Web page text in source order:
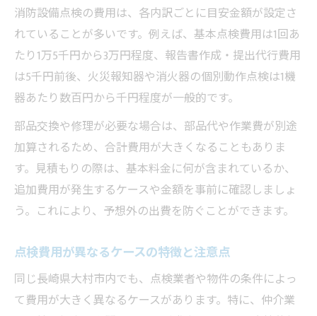
消防設備点検の費用は、各内訳ごとに目安金額が設定さ
れていることが多いです。例えば、基本点検費用は1回あ
たり1万5千円から3万円程度、報告書作成・提出代行費用
は5千円前後、火災報知器や消火器の個別動作点検は1機
器あたり数百円から千円程度が一般的です。
部品交換や修理が必要な場合は、部品代や作業費が別途
加算されるため、合計費用が大きくなることもありま
す。見積もりの際は、基本料金に何が含まれているか、
追加費用が発生するケースや金額を事前に確認しましょ
う。これにより、予想外の出費を防ぐことができます。
点検費用が異なるケースの特徴と注意点
同じ長崎県大村市内でも、点検業者や物件の条件によっ
て費用が大きく異なるケースがあります。特に、仲介業